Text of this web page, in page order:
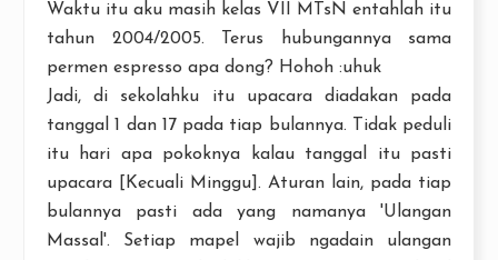
Waktu itu aku masih kelas VII MTsN entahlah itu
tahun 2004/2005. Terus hubungannya sama
permen espresso apa dong? Hohoh :uhuk
Jadi, di sekolahku itu upacara diadakan pada
tanggal 1 dan 17 pada tiap bulannya. Tidak peduli
itu hari apa pokoknya kalau tanggal itu pasti
upacara [Kecuali Minggu]. Aturan lain, pada tiap
bulannya pasti ada yang namanya 'Ulangan
Massal'. Setiap mapel wajib ngadain ulangan